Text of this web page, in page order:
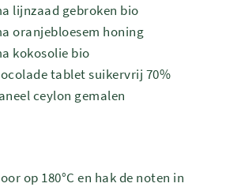
lijnzaad gebroken bio
oranjebloesem honing
kokosolie bio
tablet suikervrij 70%
ceylon gemalen
op 180°C en hak de noten in